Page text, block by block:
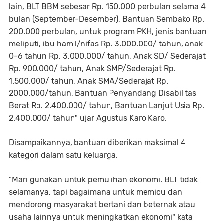
lain, BLT BBM sebesar Rp. 150.000 perbulan selama 4
bulan (September-Desember), Bantuan Sembako Rp.
200.000 perbulan, untuk program PKH, jenis bantuan
meliputi, ibu hamil/nifas Rp. 3.000.000/ tahun, anak
0-6 tahun Rp. 3.000.000/ tahun, Anak SD/ Sederajat
Rp. 900.000/ tahun, Anak SMP/Sederajat Rp.
1.500.000/ tahun, Anak SMA/Sederajat Rp.
2000.000/tahun, Bantuan Penyandang Disabilitas
Berat Rp. 2.400.000/ tahun, Bantuan Lanjut Usia Rp.
2.400.000/ tahun" ujar Agustus Karo Karo.
Disampaikannya, bantuan diberikan maksimal 4
kategori dalam satu keluarga.
"Mari gunakan untuk pemulihan ekonomi. BLT tidak
selamanya, tapi bagaimana untuk memicu dan
mendorong masyarakat bertani dan beternak atau
usaha lainnya untuk meningkatkan ekonomi" kata